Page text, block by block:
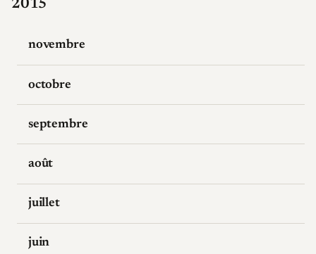
2015
novembre
octobre
septembre
août
juillet
juin